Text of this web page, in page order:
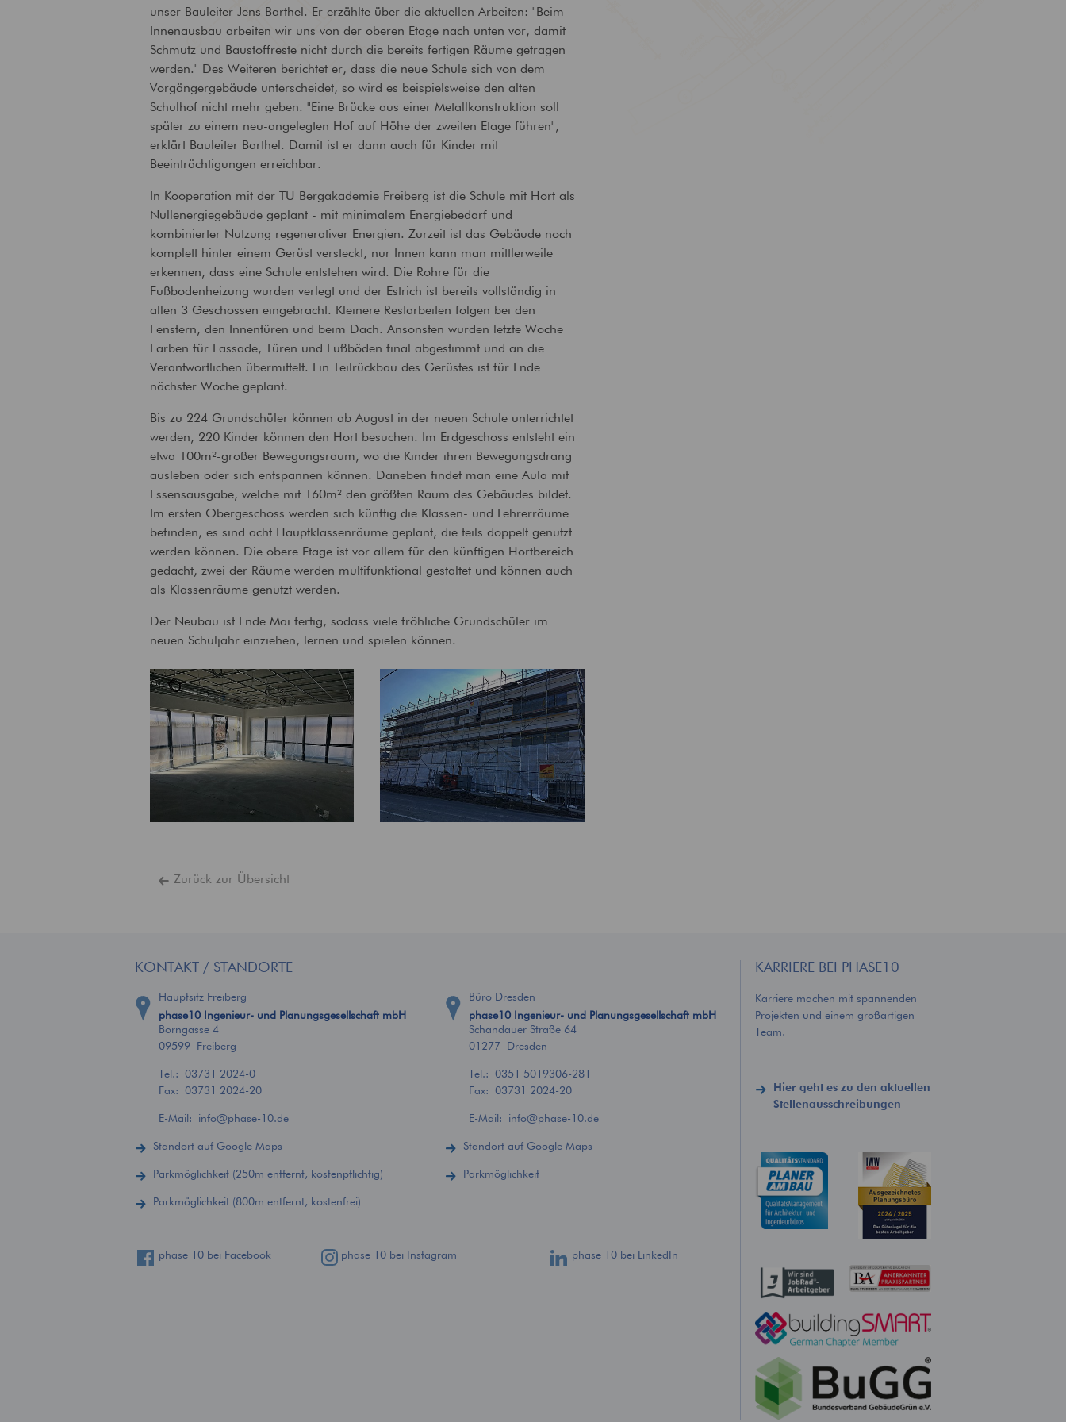
Technische
Gebäudeausrüstung
Ausstattung von Gebäuden
mit zeitgemäßer
Brandschutz
Bewertung und Planung von
baulichem Brandschutz
unser Bauleiter Jens Barthel. Er erzählte über die aktuellen Arbeiten: "Beim
Innenausbau arbeiten wir uns von der oberen Etage nach unten vor, damit
Schmutz und Baustoffreste nicht durch die bereits fertigen Räume getragen
werden." Des Weiteren berichtet er, dass die neue Schule sich von dem
Vorgängergebäude unterscheidet, so wird es beispielsweise den alten
Schulhof nicht mehr geben. "Eine Brücke aus einer Metallkonstruktion soll
später zu einem neu-angelegten Hof auf Höhe der zweiten Etage führen",
erklärt Bauleiter Barthel. Damit ist er dann auch für Kinder mit
Beeinträchtigungen erreichbar.
In Kooperation mit der TU Bergakademie Freiberg ist die Schule mit Hort als
Nullenergiegebäude geplant - mit minimalem Energiebedarf und
kombinierter Nutzung regenerativer Energien. Zurzeit ist das Gebäude noch
komplett hinter einem Gerüst versteckt, nur Innen kann man mittlerweile
erkennen, dass eine Schule entstehen wird. Die Rohre für die
Fußbodenheizung wurden verlegt und der Estrich ist bereits vollständig in
allen 3 Geschossen eingebracht. Kleinere Restarbeiten folgen bei den
Fenstern, den Innentüren und beim Dach. Ansonsten wurden letzte Woche
Farben für Fassade, Türen und Fußböden final abgestimmt und an die
Verantwortlichen übermittelt. Ein Teilrückbau des Gerüstes ist für Ende
nächster Woche geplant.
Bis zu 224 Grundschüler können ab August in der neuen Schule unterrichtet
werden, 220 Kinder können den Hort besuchen. Im Erdgeschoss entsteht ein
etwa 100m²-großer Bewegungsraum, wo die Kinder ihren Bewegungsdrang
ausleben oder sich entspannen können. Daneben findet man eine Aula mit
Essensausgabe, welche mit 160m² den größten Raum des Gebäudes bildet.
Im ersten Obergeschoss werden sich künftig die Klassen- und Lehrerräume
befinden, es sind acht Hauptklassenräume geplant, die teils doppelt genutzt
werden können. Die obere Etage ist vor allem für den künftigen Hortbereich
gedacht, zwei der Räume werden multifunktional gestaltet und können auch
als Klassenräume genutzt werden.
Der Neubau ist Ende Mai fertig, sodass viele fröhliche Grundschüler im
neuen Schuljahr einziehen, lernen und spielen können.
Zurück zur Übersicht
KONTAKT / STANDORTE
Hauptsitz Freiberg
phase10 Ingenieur- und Planungsgesellschaft mbH
Borngasse 4
09599 Freiberg
Tel.:03731 2024-0
Fax: 03731 2024-20
E-Mail: info@phase-10.de
Standort auf Google Maps
Parkmöglichkeit (250m entfernt, kostenpflichtig)
Parkmöglichkeit (800m entfernt, kostenfrei)
Büro Dresden
phase10 Ingenieur- und Planungsgesellschaft mbH
Schandauer Straße 64
01277 Dresden
Tel.:0351 5019306-281
Fax: 03731 2024-20
E-Mail: info@phase-10.de
Standort auf Google Maps
Parkmöglichkeit
phase 10 bei Facebook phase 10 bei Instagram phase 10 bei LinkedIn
KARRIERE BEI PHASE10
Karriere machen mit spannenden
Projekten und einem großartigen
Team.
Hier geht es zu den aktuellen
Stellenausschreibungen